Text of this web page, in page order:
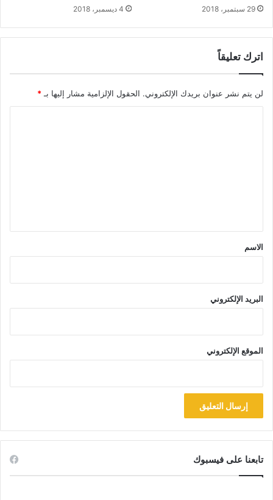
29 سبتمبر، 2018 4 ديسمبر، 2018
اترك تعليقاً
لن يتم نشر عنوان بريدك الإلكتروني. الحقول الإلزامية مشار إليها بـ *
*
الاسم
البريد الإلكتروني
الموقع الإلكتروني
تابعنا على فيسبوك